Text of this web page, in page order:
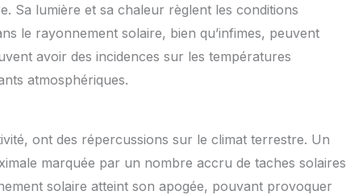
Sa lumière et sa chaleur règlent les conditions
le rayonnement solaire, bien qu’infimes, peuvent
avoir des incidences sur les températures
atmosphériques.
ont des répercussions sur le climat terrestre. Un
marquée par un nombre accru de taches solaires
solaire atteint son apogée, pouvant provoquer